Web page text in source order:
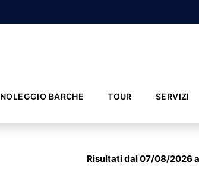
NOLEGGIO BARCHE TOUR SERVIZI
Risultati dal 07/08/2026